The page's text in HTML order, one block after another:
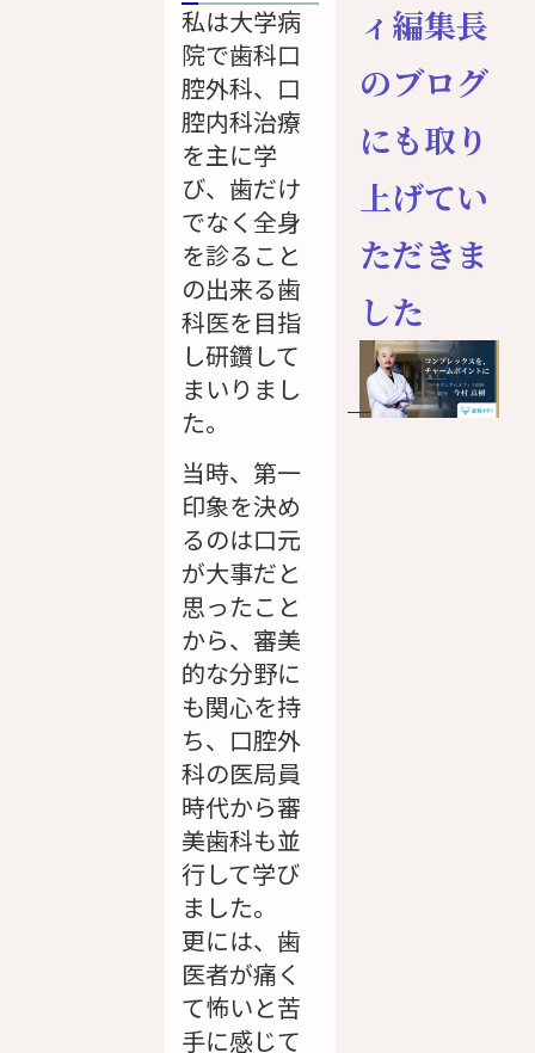
私は大学病
院で歯科口
腔外科、口
腔内科治療
を主に学
び、歯だけ
でなく全身
を診ること
の出来る歯
科医を目指
し研鑽して
まいりまし
た。
当時、第一
印象を決め
るのは口元
が大事だと
思ったこと
から、審美
的な分野に
も関心を持
ち、口腔外
科の医局員
時代から審
美歯科も並
行して学び
ました。
更には、歯
医者が痛く
て怖いと苦
手に感じて
ィ編集長
のブログ
にも取り
上げてい
ただきま
した